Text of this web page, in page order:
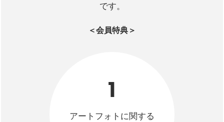
です。
＜会員特典＞
1
アートフォトに関する